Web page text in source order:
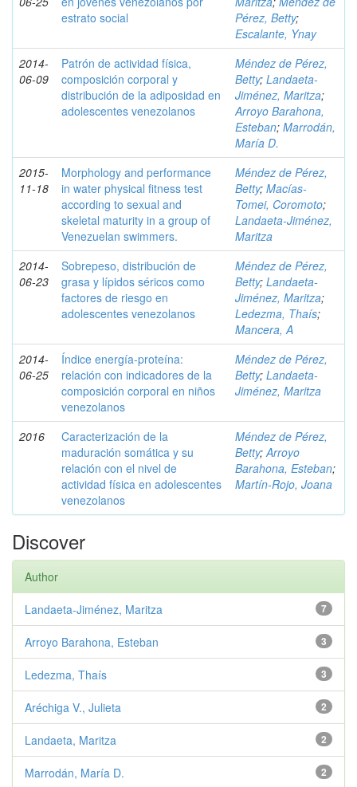
estrato social
Pérez, Betty;
Escalante, Ynay
2014-
06-09
Patrón de actividad física,
composición corporal y
distribución de la adiposidad en
adolescentes venezolanos
Méndez de Pérez,
Betty; Landaeta-
Jiménez, Maritza;
Arroyo Barahona,
Esteban; Marrodán,
María D.
2015-
11-18
Morphology and performance
in water physical fitness test
according to sexual and
skeletal maturity in a group of
Venezuelan swimmers.
Méndez de Pérez,
Betty; Macías-
Tomei, Coromoto;
Landaeta-Jiménez,
Maritza
2014-
06-23
Sobrepeso, distribución de
grasa y lípidos séricos como
factores de riesgo en
adolescentes venezolanos
Méndez de Pérez,
Betty; Landaeta-
Jiménez, Maritza;
Ledezma, Thaís;
Mancera, A
2014-
06-25
Índice energía-proteína:
relación con indicadores de la
composición corporal en niños
venezolanos
Méndez de Pérez,
Betty; Landaeta-
Jiménez, Maritza
2016
Caracterización de la
maduración somática y su
relación con el nivel de
actividad física en adolescentes
venezolanos
Méndez de Pérez,
Betty;Arroyo
Barahona, Esteban;
Martín-Rojo, Joana
Discover
Author
7
Landaeta-Jiménez, Maritza
3
Arroyo Barahona, Esteban
3
Ledezma, Thaís
2
Aréchiga V., Julieta
2
Landaeta, Maritza
2
Marrodán, María D.